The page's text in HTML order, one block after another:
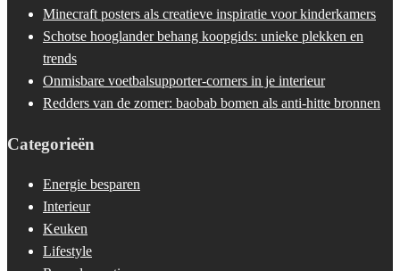
Minecraft posters als creatieve inspiratie voor kinderkamers
Schotse hooglander behang koopgids: unieke plekken en
trends
Onmisbare voetbalsupporter-corners in je interieur
Redders van de zomer: baobab bomen als anti-hitte bronnen
Categorieën
Energie besparen
Interieur
Keuken
Lifestyle